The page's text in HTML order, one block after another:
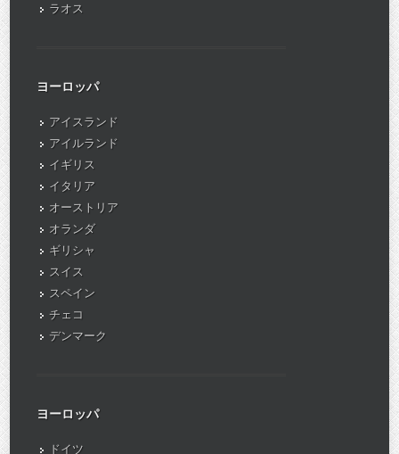
ラオス
ヨーロッパ
アイスランド
アイルランド
イギリス
イタリア
オーストリア
オランダ
ギリシャ
スイス
スペイン
チェコ
デンマーク
ヨーロッパ
ドイツ